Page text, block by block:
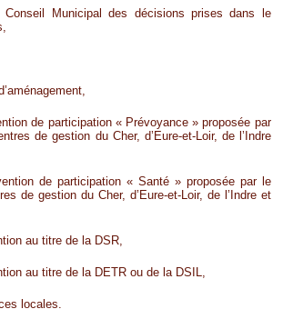
Conseil Municipal des décisions prises dans le
de participation « Prévoyance » proposée par
de gestion du Cher, d’Eure-et-Loir, de l’Indre
de participation « Santé » proposée par le
de gestion du Cher, d’Eure-et-Loir, de l’Indre et
au titre de la DSR,
au titre de la DETR ou de la DSIL,
locales.